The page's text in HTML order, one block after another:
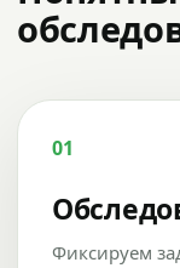
01
Фиксируем